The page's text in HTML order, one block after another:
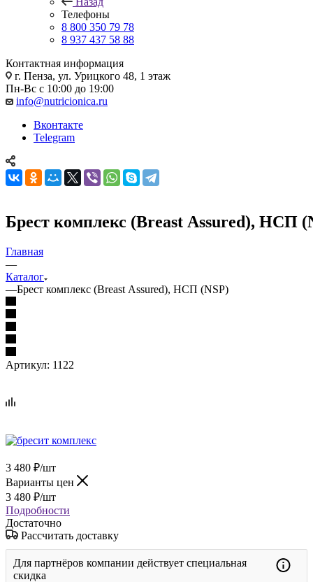
Телефоны
8 800 350 79 78
8 937 437 58 88
Контактная информация
г. Пенза, ул. Урицкого 48, 1 этаж
Пн-Вс с 10:00 до 19:00
info@nutricionica.ru
Вконтакте
Telegram
Брест комплекс (Breast Assured), НСП
Главная
—
Каталог
—Брест комплекс (Breast Assured), НСП (NSP)
Артикул: 1122
3 480 ₽/шт
Варианты цен
3 480 ₽/шт
Подробности
Достаточно
Рассчитать доставку
Для партнёров компании действует специальная
скидка